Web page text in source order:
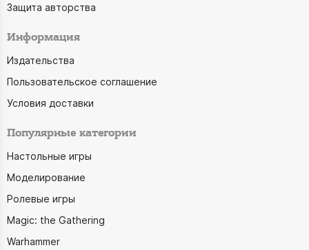
Защита авторства
Информация
Издательства
Пользовательское соглашение
Условия доставки
Популярные категории
Настольные игры
Моделирование
Ролевые игры
Magic: the Gathering
Warhammer